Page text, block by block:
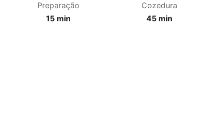
Preparação
15 min
Cozedura
45 min